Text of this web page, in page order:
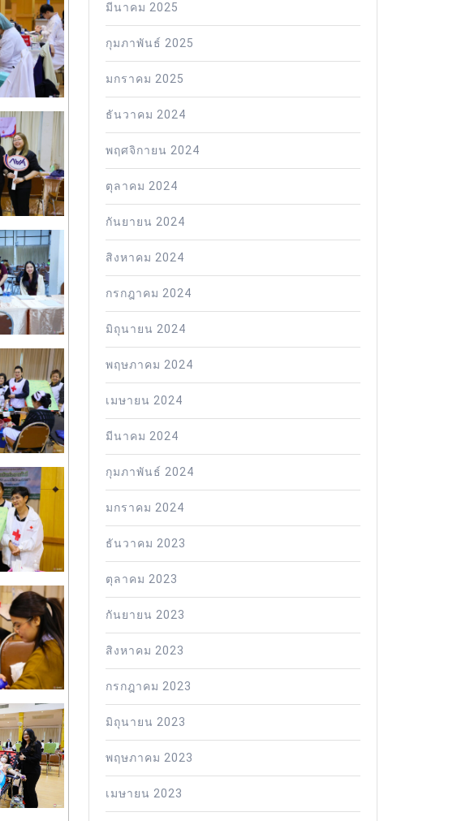
มีนาคม 2025
กุมภาพันธ์ 2025
มกราคม 2025
ธันวาคม 2024
พฤศจิกายน 2024
ตุลาคม 2024
กันยายน 2024
สิงหาคม 2024
กรกฎาคม 2024
มิถุนายน 2024
พฤษภาคม 2024
เมษายน 2024
มีนาคม 2024
กุมภาพันธ์ 2024
มกราคม 2024
ธันวาคม 2023
ตุลาคม 2023
กันยายน 2023
สิงหาคม 2023
กรกฎาคม 2023
มิถุนายน 2023
พฤษภาคม 2023
เมษายน 2023